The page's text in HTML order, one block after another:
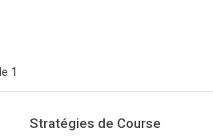
1
Stratégies de Course